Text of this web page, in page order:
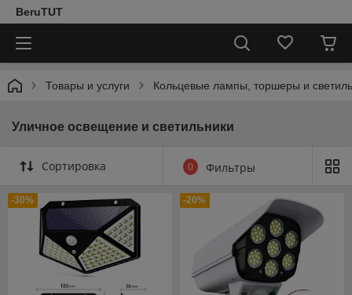
BeruTUT
Товары и услуги Кольцевые лампы, торшеры и
Уличное освещение и светильники
Сортировка 0 Фильтры
-30% -20%